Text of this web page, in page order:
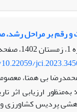
عملکرد دانه در
ارائه ندهد و لازم
و رقم بر مراحل
بی همتا،
پردیس کشاورزی